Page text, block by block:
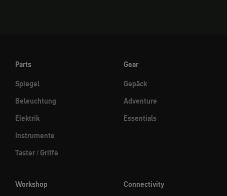
Parts
Spiegel
Beleuchtung
Elektrik
Instrumente
Taster / Griffe
Gear
Gepäck
Adventure
Essentials
Workshop
Connectivity